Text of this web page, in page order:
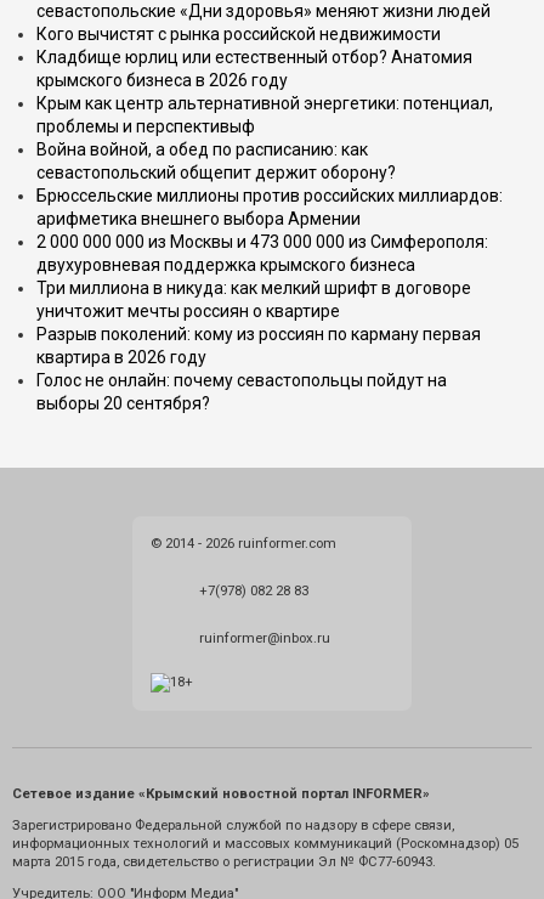
севастопольские «Дни здоровья» меняют жизни людей
Кого вычистят с рынка российской недвижимости
Кладбище юрлиц или естественный отбор? Анатомия
крымского бизнеса в 2026 году
Крым как центр альтернативной энергетики: потенциал,
проблемы и перспективыф
Война войной, а обед по расписанию: как
севастопольский общепит держит оборону?
Брюссельские миллионы против российских миллиардов:
арифметика внешнего выбора Армении
2 000 000 000 из Москвы и 473 000 000 из Симферополя:
двухуровневая поддержка крымского бизнеса
Три миллиона в никуда: как мелкий шрифт в договоре
уничтожит мечты россиян о квартире
Разрыв поколений: кому из россиян по карману первая
квартира в 2026 году
Голос не онлайн: почему севастопольцы пойдут на
выборы 20 сентября?
© 2014 - 2026 ruinformer.com
+7(978) 082 28 83
ruinformer@inbox.ru
Сетевое издание «Крымский новостной портал INFORMER»
Зарегистрировано Федеральной службой по надзору в сфере связи,
информационных технологий и массовых коммуникаций (Роскомнадзор) 05
марта 2015 года, свидетельство о регистрации Эл № ФС77-60943.
Учредитель: ООО "Информ Медиа"